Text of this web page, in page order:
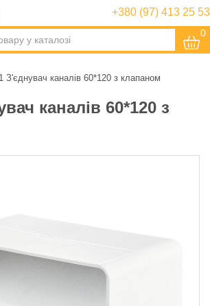
+380 (97) 413 25 53
0
З'єднувач каналів 60*120 з клапаном
каналів 60*120 з